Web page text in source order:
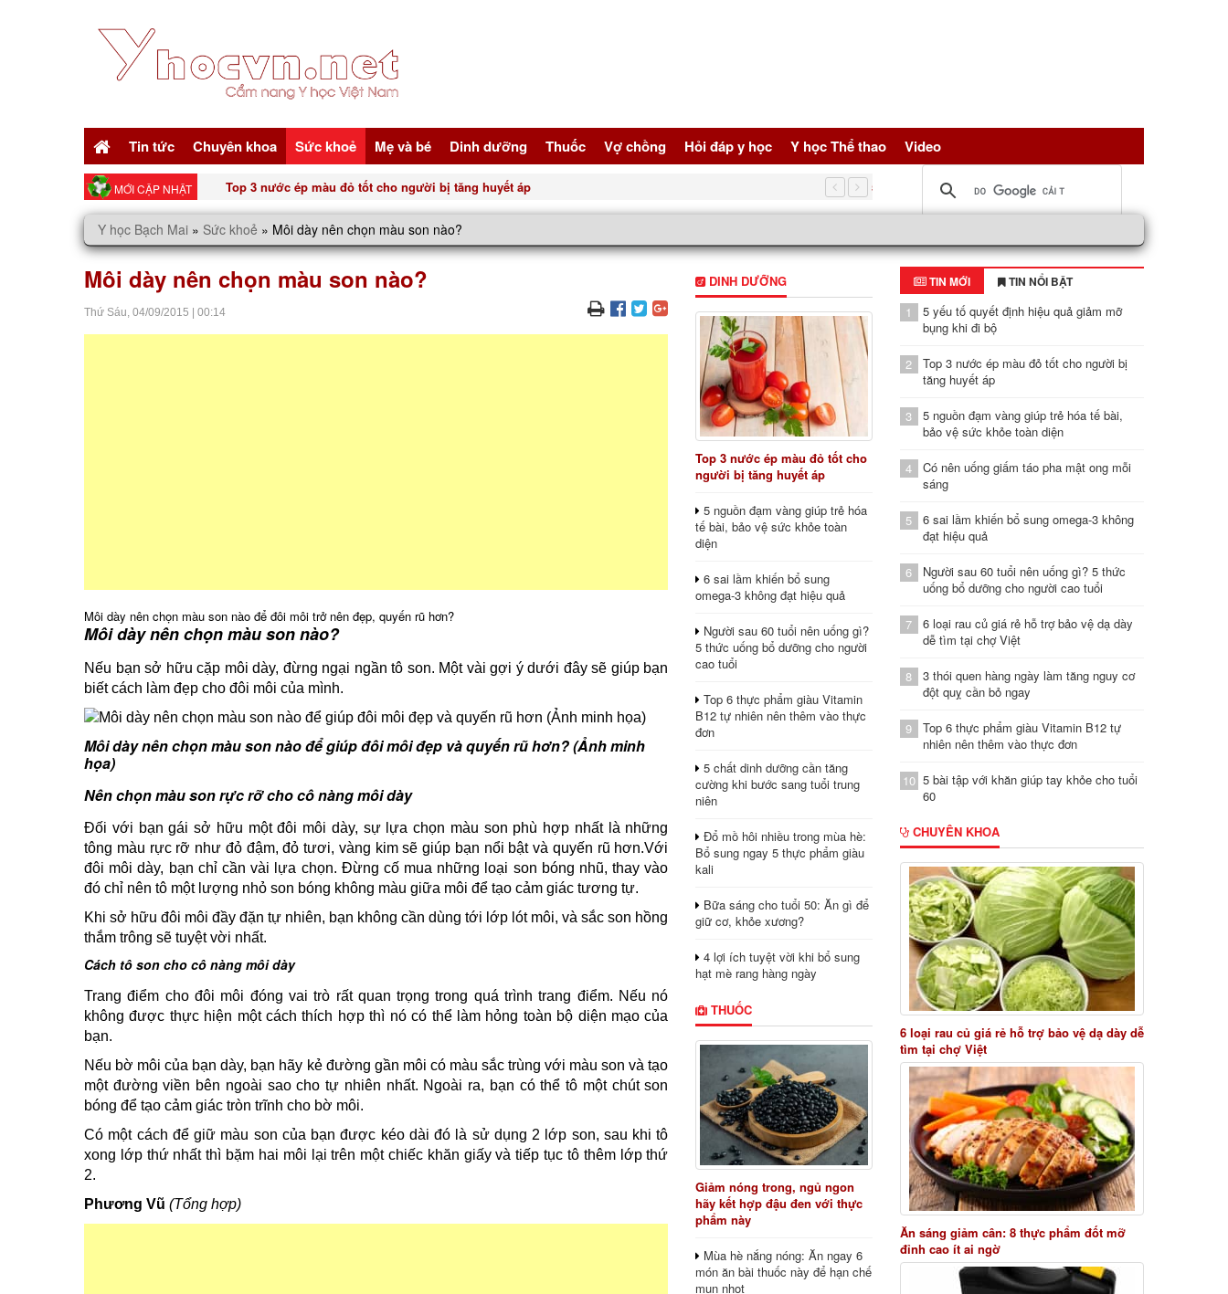
Tin tức Chuyên khoa Sức khoẻ Mẹ và bé Dinh dưỡng Thuốc Vợ chồng Hỏi đáp y học Y học Thể thao Video
MỚI CẬP NHẬT Top 3 nước ép màu đỏ tốt cho người bị tăng huyết áp 5 nguồn đạm vàng giúp trẻ hóa tế bài, bảo vệ sức khỏe toàn
Y học Bạch Mai » Sức khoẻ » Môi dày nên chọn màu son nào?
Môi dày nên chọn màu son nào?
Thứ Sáu, 04/09/2015 00:14
Môi dày nên chọn màu son nào để đôi môi trở nên đẹp, quyến rũ hơn?
Môi dày nên chọn màu son nào?
Nếu bạn sở hữu cặp môi dày, đừng ngại ngần tô son. Một vài gợi ý dưới đây sẽ giúp bạn
biết cách làm đẹp cho đôi môi của mình.
Môi dày nên chọn màu son nào để giúp đôi môi đẹp và quyến rũ hơn? (Ảnh minh
họa)
Nên chọn màu son rực rỡ cho cô nàng môi dày
Đối với bạn gái sở hữu một đôi môi dày, sự lựa chọn màu son phù hợp nhất là những
tông màu rực rỡ như đỏ đậm, đỏ tươi, vàng kim sẽ giúp bạn nổi bật và quyến rũ hơn.Với
đôi môi dày, bạn chỉ cần vài lựa chọn. Đừng cố mua những loại son bóng nhũ, thay vào
đó chỉ nên tô một lượng nhỏ son bóng không màu giữa môi để tạo cảm giác tương tự.
Khi sở hữu đôi môi đầy đặn tự nhiên, bạn không cần dùng tới lớp lót môi, và sắc son hồng
thắm trông sẽ tuyệt vời nhất.
Cách tô son cho cô nàng môi dày
Trang điểm cho đôi môi đóng vai trò rất quan trọng trong quá trình trang điểm. Nếu nó
không được thực hiện một cách thích hợp thì nó có thể làm hỏng toàn bộ diện mạo của
bạn.
Nếu bờ môi của bạn dày, bạn hãy kẻ đường gần môi có màu sắc trùng với màu son và tạo
một đường viền bên ngoài sao cho tự nhiên nhất. Ngoài ra, bạn có thể tô một chút son
bóng để tạo cảm giác tròn trĩnh cho bờ môi.
Có một cách để giữ màu son của bạn được kéo dài đó là sử dụng 2 lớp son, sau khi tô
xong lớp thứ nhất thì bặm hai môi lại trên một chiếc khăn giấy và tiếp tục tô thêm lớp thứ
2.
Phương Vũ (Tổng hợp)
DINH DƯỠNG
Top 3 nước ép màu đỏ tốt cho
người bị tăng huyết áp
5 nguồn đạm vàng giúp trẻ hóa
tế bài, bảo vệ sức khỏe toàn
diện
6 sai lầm khiến bổ sung
omega-3 không đạt hiệu quả
Người sau 60 tuổi nên uống gì?
5 thức uống bổ dưỡng cho người
cao tuổi
Top 6 thực phẩm giàu Vitamin
B12 tự nhiên nên thêm vào thực
đơn
5 chất dinh dưỡng cần tăng
cường khi bước sang tuổi trung
niên
Đổ mồ hôi nhiều trong mùa hè:
Bổ sung ngay 5 thực phẩm giàu
kali
Bữa sáng cho tuổi 50: Ăn gì để
giữ cơ, khỏe xương?
4 lợi ích tuyệt vời khi bổ sung
hạt mè rang hàng ngày
THUỐC
Giảm nóng trong, ngủ ngon
hãy kết hợp đậu đen với thực
phẩm này
Mùa hè nắng nóng: Ăn ngay 6
món ăn bài thuốc này để hạn chế
mụn nhọt
TIN MỚI TIN NỔI BẬT
1
5 yếu tố quyết định hiệu quả giảm mỡ
bụng khi đi bộ
2
Top 3 nước ép màu đỏ tốt cho người bị
tăng huyết áp
3
5 nguồn đạm vàng giúp trẻ hóa tế bài,
bảo vệ sức khỏe toàn diện
4
Có nên uống giấm táo pha mật ong mỗi
sáng
5
6 sai lầm khiến bổ sung omega-3 không
đạt hiệu quả
6
Người sau 60 tuổi nên uống gì? 5 thức
uống bổ dưỡng cho người cao tuổi
7
6 loại rau củ giá rẻ hỗ trợ bảo vệ dạ dày
dễ tìm tại chợ Việt
8
3 thói quen hàng ngày làm tăng nguy cơ
đột quỵ cần bỏ ngay
9
Top 6 thực phẩm giàu Vitamin B12 tự
nhiên nên thêm vào thực đơn
10 5 bài tập với khăn giúp tay khỏe cho tuổi
60
CHUYÊN KHOA
6 loại rau củ giá rẻ hỗ trợ bảo vệ dạ dày dễ
tìm tại chợ Việt
Ăn sáng giảm cân: 8 thực phẩm đốt mỡ
đỉnh cao ít ai ngờ